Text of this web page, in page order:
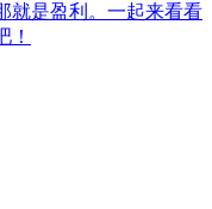
就是盈利。一起来看看
！